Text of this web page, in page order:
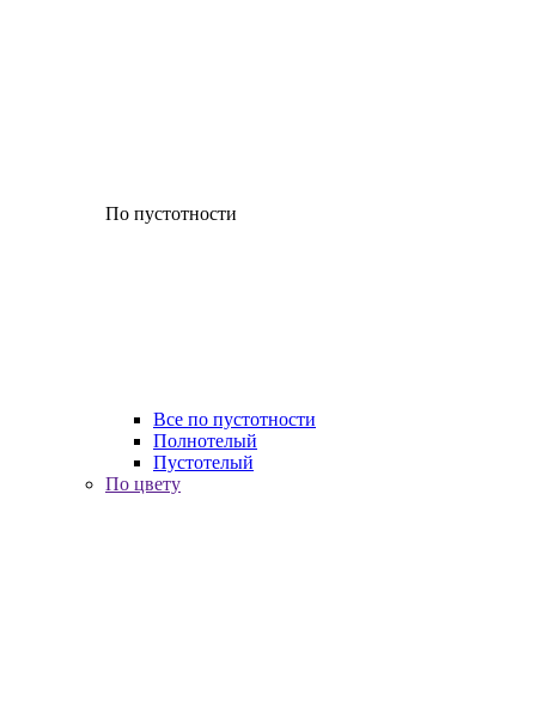
По пустотности
Все по пустотности
Полнотелый
Пустотелый
По цвету